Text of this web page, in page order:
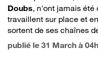
Doubs, n'ont jamais été
travaillent sur place et
sortent de ses chaînes
publié le 31 March à